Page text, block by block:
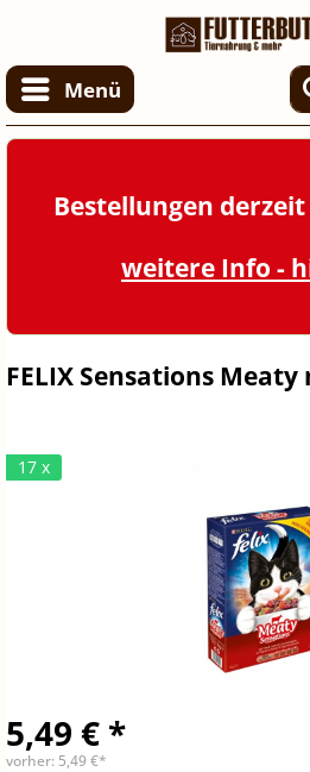
Menü
Bestellungen
weitere Info -
FELIX Sensations
17 x
5,49 € *
vorher: 5,49 €*